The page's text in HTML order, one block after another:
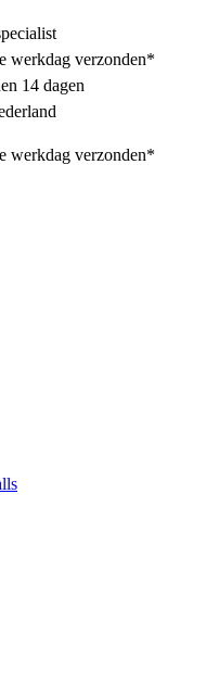
werkdag verzonden*
14 dagen
14 dagen